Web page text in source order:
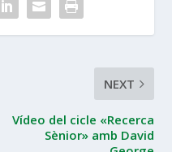
NEXT
Vídeo del cicle «Recerca
Sènior» amb David